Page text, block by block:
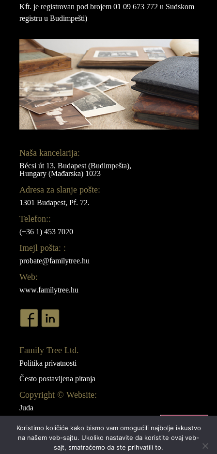
Kft. je registrovan pod brojem 01 09 673 772 u Sudskom
registru u Budimpešti)
Naša kancelarija:
Bécsi út 13, Budapest (Budimpešta),
Hungary (Mađarska) 1023
Adresa za slanje pošte:
1301 Budapest, Pf. 72.
Telefon::
(+36 1) 453 7020
Imejl pošta: :
probate@familytree.hu
Web:
www.familytree.hu
Family Tree Ltd.
Politika privatnosti
Često postavljena pitanja
Copyright © Website:
Juda
Webdesign:
AB Design
Koristimo količiće kako bismo vam omogućili najbolje iskustvo
na našem veb-sajtu. Ukoliko nastavite da koristite ovaj veb-
sajt, smatraćemo da ste prihvatili to.